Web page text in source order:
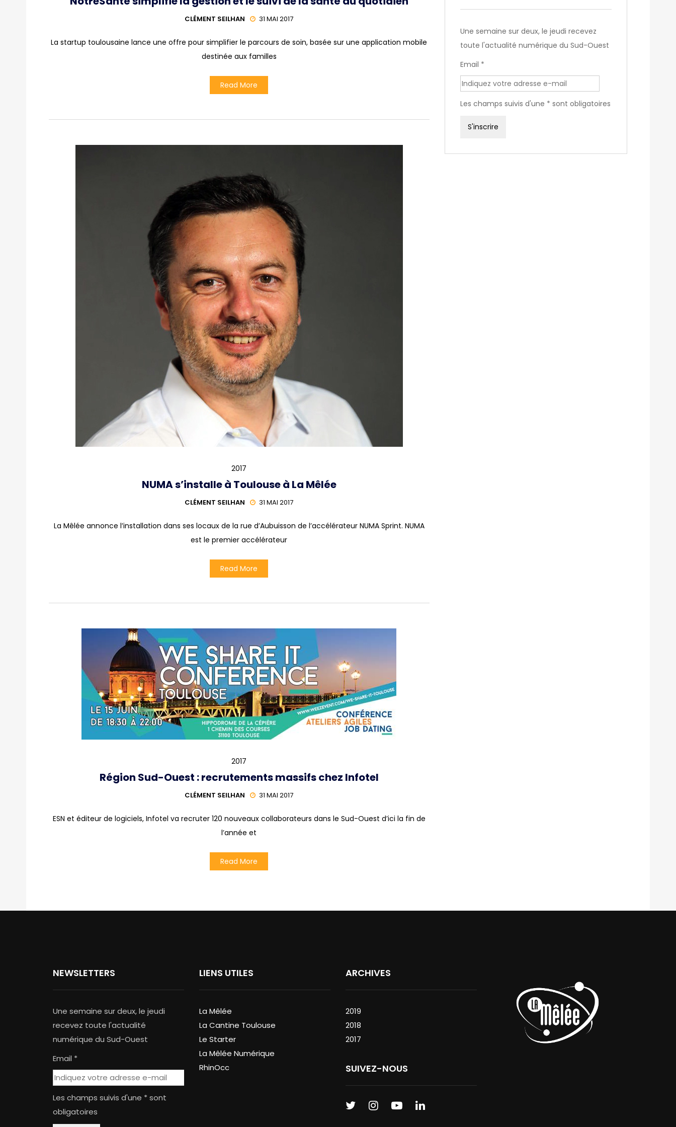
CLÉMENT SEILHAN 31 MAI 2017
La startup toulousaine lance une offre pour simplifier le parcours de soin, basée sur une application mobile
destinée aux familles
Read More
2017
NUMA s’installe à Toulouse à La Mêlée
CLÉMENT SEILHAN 31 MAI 2017
La Mêlée annonce l’installation dans ses locaux de la rue d’Aubuisson de l’accélérateur NUMA Sprint. NUMA
est le premier accélérateur
Read More
2017
Région Sud-Ouest : recrutements massifs chez Infotel
CLÉMENT SEILHAN 31 MAI 2017
ESN et éditeur de logiciels, Infotel va recruter 120 nouveaux collaborateurs dans le Sud-Ouest d’ici la fin de
l’année et
Read More
Une semaine sur deux, le jeudi recevez
toute l'actualité numérique du Sud-Ouest
Email *
Les champs suivis d'une * sont obligatoires
NEWSLETTERS
Une semaine sur deux, le jeudi
recevez toute l'actualité
numérique du Sud-Ouest
Email *
Les champs suivis d'une * sont
obligatoires
LIENS UTILES
La Mêlée
La Cantine Toulouse
Le Starter
La Mêlée Numérique
RhinOcc
ARCHIVES
2019
2018
2017
SUIVEZ-NOUS